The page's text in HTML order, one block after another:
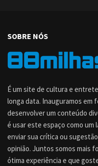
SOBRE NÓS
É um site de cultura e
longa data. Inauguramos em
desenvolver um conteúdo
é usar este espaço como um
enviar sua crítica ou
opinião. Juntos somos mais
ótima experiência e que